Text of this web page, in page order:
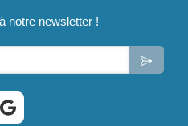
notre newsletter !